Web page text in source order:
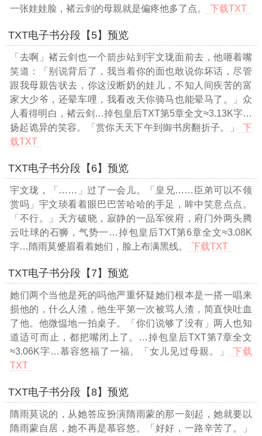
一张娃娃脸，褚云剑的母親就是偏疼他多了点。
下载TXT
TXT电子书分段【5】预览
「去啊」褚云剑也一个箭步站到宇文珑面前去，他咂着嘴
笑道：「别说背后了，我当着你的面也敢说你坏话，尽管
跟我母親告状去，你这没断奶的娃儿，不知人间疾苦的富
家大少爷，还晕车哩，我看改天你骑马也能晕马了。」众
人看得明白，褚云剑 …掉包皇后TXT第5章全文≈3.13K字…
扬起诡异的笑容。「赏你天天下午到御书房翻折子。」
下
载TXT
TXT电子书分段【6】预览
宇文珑，「……」过了一会儿。「皇兄……臣弟可以不领
赏吗」宇文琰看着眼巴巴苦哈哈的手足，眸中笑意点点。
「不行。」天方破晓，寂静的一品军侯府，府门外两头腾
云吐球的石狮，气势一 …掉包皇后TXT第6章全文≈3.08K
字… 隋雨莫蹙眉看着她们，脸上布满黑线。 下载TXT
TXT电子书分段【7】预览
她们两个当他是死的吗他严重怀疑她们根本是一搭一唱来
损他的，什么人渣，他生平第一次被骂人渣，简直快吐血
了他。他微愠地一拍桌子。「你们说够了没有」两人也知
道适可而止，都把嘴闭上了。 …掉包皇后TXT第7章全文
≈3.06K字…慕容悠福了一福。「女儿见过母親。」
下载
TXT
TXT电子书分段【8】预览
隋雨莫说的，从她答应扮演隋雨蒙的那一刻起，她就要以
隋雨蒙自居，她不再是慕容悠。「好好，一路辛苦了。」